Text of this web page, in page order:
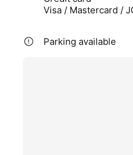
Visa / Mastercard /
Parking available